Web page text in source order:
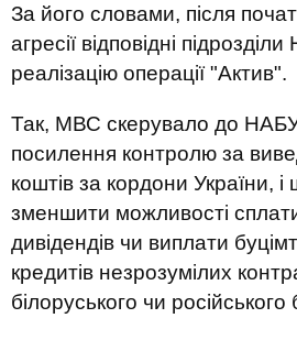
За його словами, після
агресії відповідні
реалізацію операції "Актив".
Так, МВС скерувало до НАБУ
посилення контролю за
коштів за кордони України,
зменшити можливості
дивідендів чи виплати
кредитів незрозумілих
білоруського чи російського